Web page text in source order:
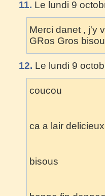
11. Le lundi 9
Merci danet , j'y
GRos Gros
12. Le lundi 9
coucou
ca a lair delicieux
bisous